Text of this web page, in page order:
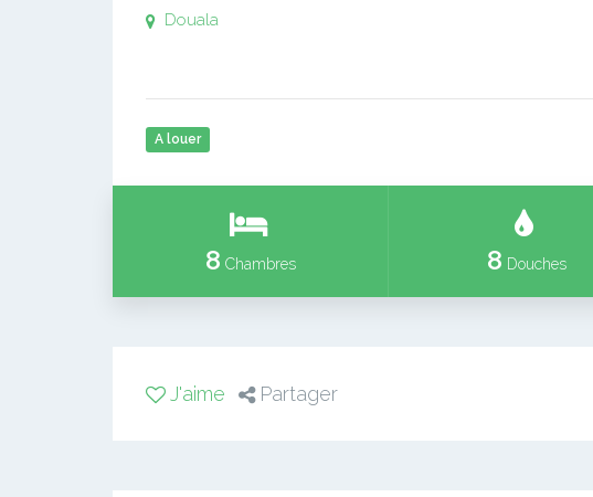
Douala
A louer
8 Chambres 8 Douches
J'aime Partager